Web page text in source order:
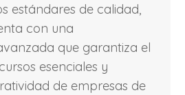
estándares de calidad,
con una
que garantiza el
esenciales y
de empresas de